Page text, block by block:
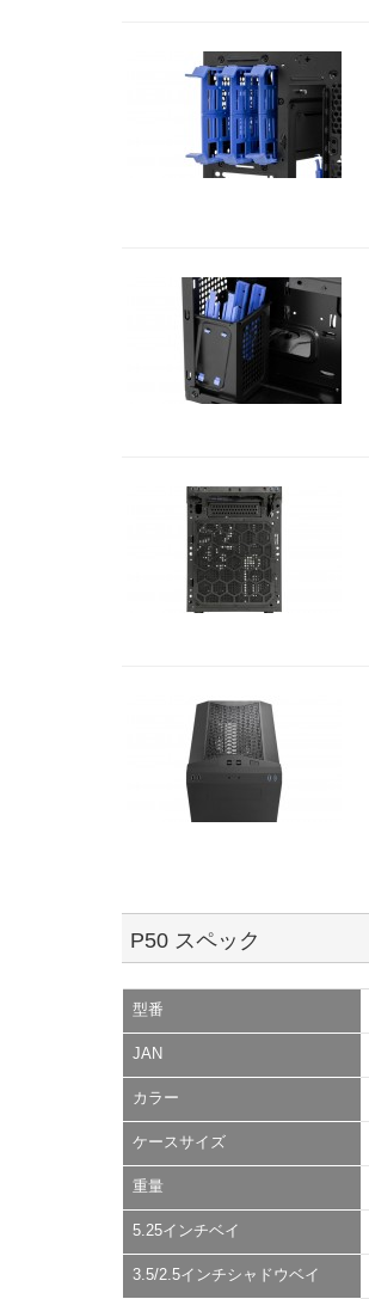
P50 スペック
型番
JAN
カラー
ケースサイズ
重量
5.25インチベイ
3.5/2.5インチシャドウベイ